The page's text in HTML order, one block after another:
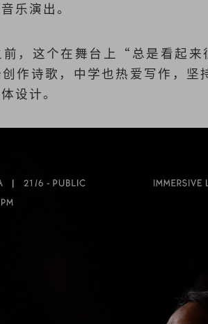
乐演出。
前，这个在舞台上“总是看起
作诗歌，中学也热爱写作，
设计。